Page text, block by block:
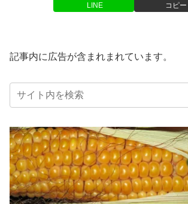
LINE コピー
記事内に広告が含まれまれています。